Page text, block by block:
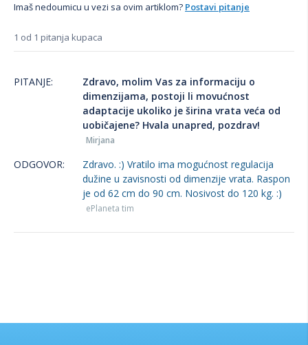
Imaš nedoumicu u vezi sa ovim artiklom? Postavi pitanje
1 od 1 pitanja kupaca
PITANJE:
Zdravo, molim Vas za informaciju o
dimenzijama, postoji li movućnost
adaptacije ukoliko je širina vrata veća od
uobičajene? Hvala unapred, pozdrav!
Mirjana
ODGOVOR:
Zdravo. :) Vratilo ima mogućnost regulacija
dužine u zavisnosti od dimenzije vrata. Raspon
je od 62 cm do 90 cm. Nosivost do 120 kg. :)
ePlaneta tim